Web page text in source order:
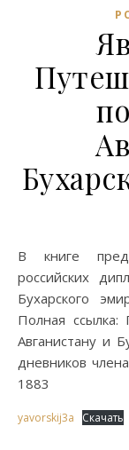
В книге представлен дневник о путешествии
российских
Бухарского
Полная ссылка:
Авганистану и
дневников
1883
yavorskij3a Скачать